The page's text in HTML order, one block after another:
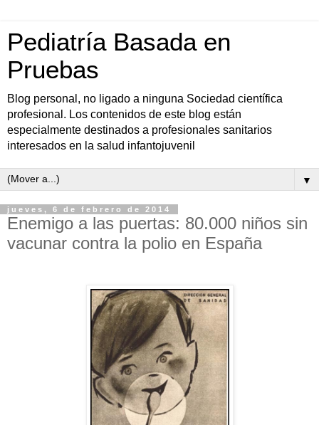
Pediatría Basada en
Pruebas
Blog personal, no ligado a ninguna Sociedad científica
profesional. Los contenidos de este blog están
especialmente destinados a profesionales sanitarios
interesados en la salud infantojuvenil
▼
jueves, 6 de febrero de 2014
Enemigo a las puertas: 80.000 niños sin
vacunar contra la polio en España